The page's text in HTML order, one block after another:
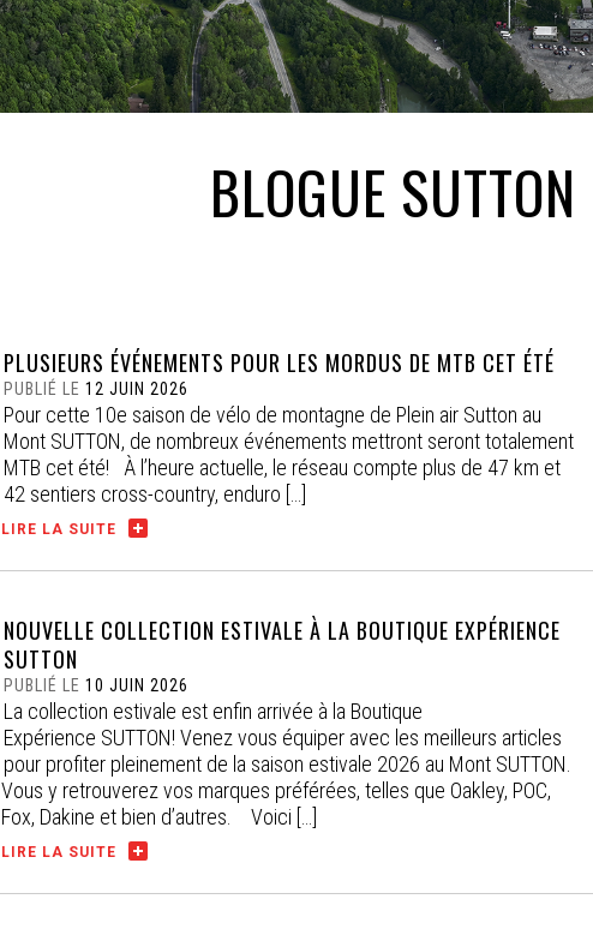
BLOGUE SUTTON
PLUSIEURS ÉVÉNEMENTS POUR LES MORDUS DE MTB CET ÉTÉ
PUBLIÉ LE 12 JUIN 2026
Pour cette 10e saison de vélo de montagne de Plein air Sutton au
Mont SUTTON, de nombreux événements mettront seront totalement
MTB cet été! À l’heure actuelle, le réseau compte plus de 47 km et
42 sentiers cross-country, enduro […]
LIRE LA SUITE
NOUVELLE COLLECTION ESTIVALE À LA BOUTIQUE EXPÉRIENCE
SUTTON
PUBLIÉ LE 10 JUIN 2026
La collection estivale est enfin arrivée à la Boutique
Expérience SUTTON! Venez vous équiper avec les meilleurs articles
pour profiter pleinement de la saison estivale 2026 au Mont SUTTON.
Vous y retrouverez vos marques préférées, telles que Oakley, POC,
Fox, Dakine et bien d’autres. Voici […]
LIRE LA SUITE